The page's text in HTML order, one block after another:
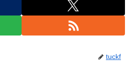
tuckf